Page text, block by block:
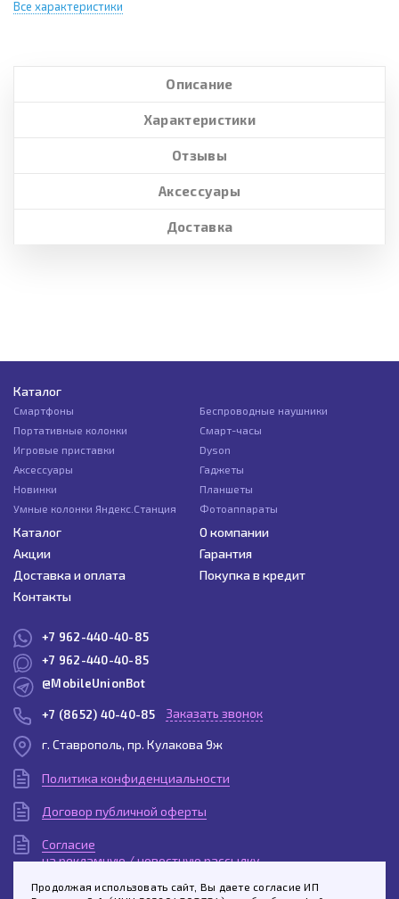
Продолжая использовать сайт, Вы даете согласие ИП
Все характеристики
Описание
Характеристики
Отзывы
Аксессуары
Доставка
Каталог
Смартфоны
Беспроводные наушники
Портативные колонки
Смарт-часы
Игровые приставки
Dyson
Аксессуары
Гаджеты
Новинки
Планшеты
Умные колонки Яндекс.Станция
Фотоаппараты
Каталог
О компании
Акции
Гарантия
Доставка и оплата
Покупка в кредит
Контакты
+7 962-440-40-85
+7 962-440-40-85
@MobileUnionBot
+7 (8652) 40-40-85 Заказать звонок
г. Ставрополь, пр. Кулакова 9ж
Политика конфиденциальности
Договор публичной оферты
Согласие
на рекламную / новостную рассылку
Согласие